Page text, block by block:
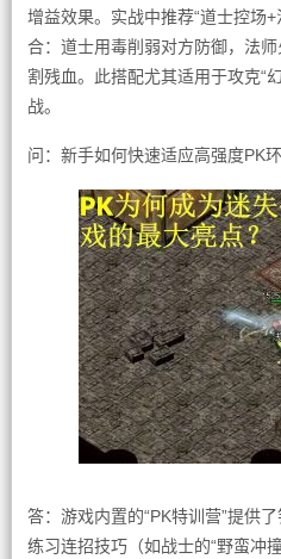
增益效果。实战中推荐“道士控场
合：道士用毒削弱对方防御，法
割残血。此搭配尤其适用于攻克“
战。
问：新手如何快速适应高强度PK环
答：游戏内置的“PK特训营”提供
练习连招技巧（如战士的“野蛮冲